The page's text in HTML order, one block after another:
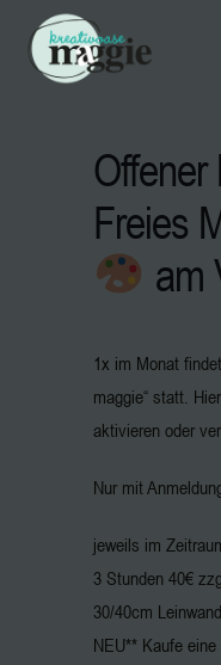
Offener
Freies
am
1x im Monat
maggie“ statt.
aktivieren oder
Nur mit
jeweils im
3 Stunden 40€
30/40cm
NEU** Kaufe